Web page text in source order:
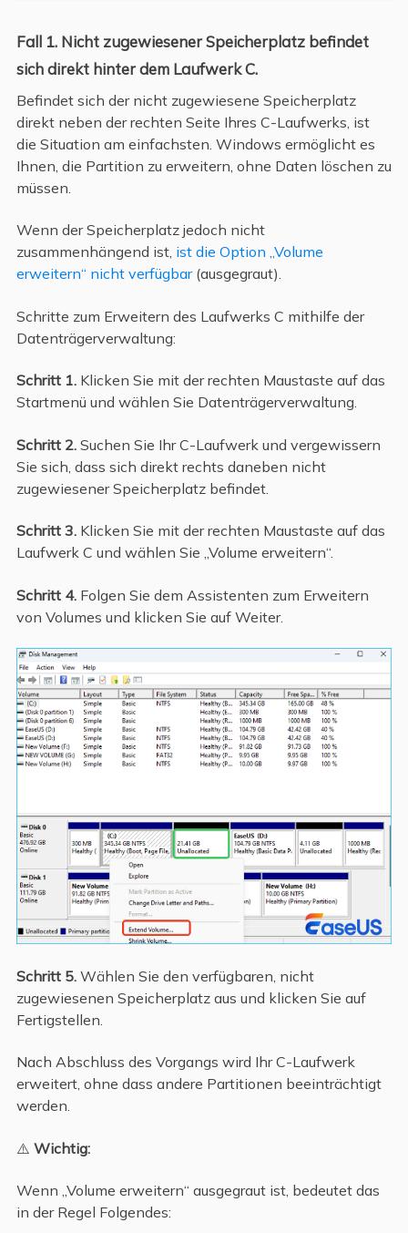
Fall 1. Nicht zugewiesener Speicherplatz befindet
sich direkt hinter dem Laufwerk C.
Befindet sich der nicht zugewiesene Speicherplatz
direkt neben der rechten Seite Ihres C-Laufwerks, ist
die Situation am einfachsten. Windows ermöglicht es
Ihnen, die Partition zu erweitern, ohne Daten löschen zu
müssen.
Wenn der Speicherplatz jedoch nicht
zusammenhängend ist, ist die Option „Volume
erweitern“ nicht verfügbar(ausgegraut).
Schritte zum Erweitern des Laufwerks C mithilfe der
Datenträgerverwaltung:
Schritt 1.Klicken Sie mit der rechten Maustaste auf das
Startmenü und wählen Sie Datenträgerverwaltung.
Schritt 2.Suchen Sie Ihr C-Laufwerk und vergewissern
Sie sich, dass sich direkt rechts daneben nicht
zugewiesener Speicherplatz befindet.
Schritt 3.Klicken Sie mit der rechten Maustaste auf das
Laufwerk C und wählen Sie „Volume erweitern“.
Schritt 4.Folgen Sie dem Assistenten zum Erweitern
von Volumes und klicken Sie auf Weiter.
Schritt 5.Wählen Sie den verfügbaren, nicht
zugewiesenen Speicherplatz aus und klicken Sie auf
Fertigstellen.
Nach Abschluss des Vorgangs wird Ihr C-Laufwerk
erweitert, ohne dass andere Partitionen beeinträchtigt
werden.
⚠️ Wichtig:
Wenn „Volume erweitern“ ausgegraut ist, bedeutet das
in der Regel Folgendes: